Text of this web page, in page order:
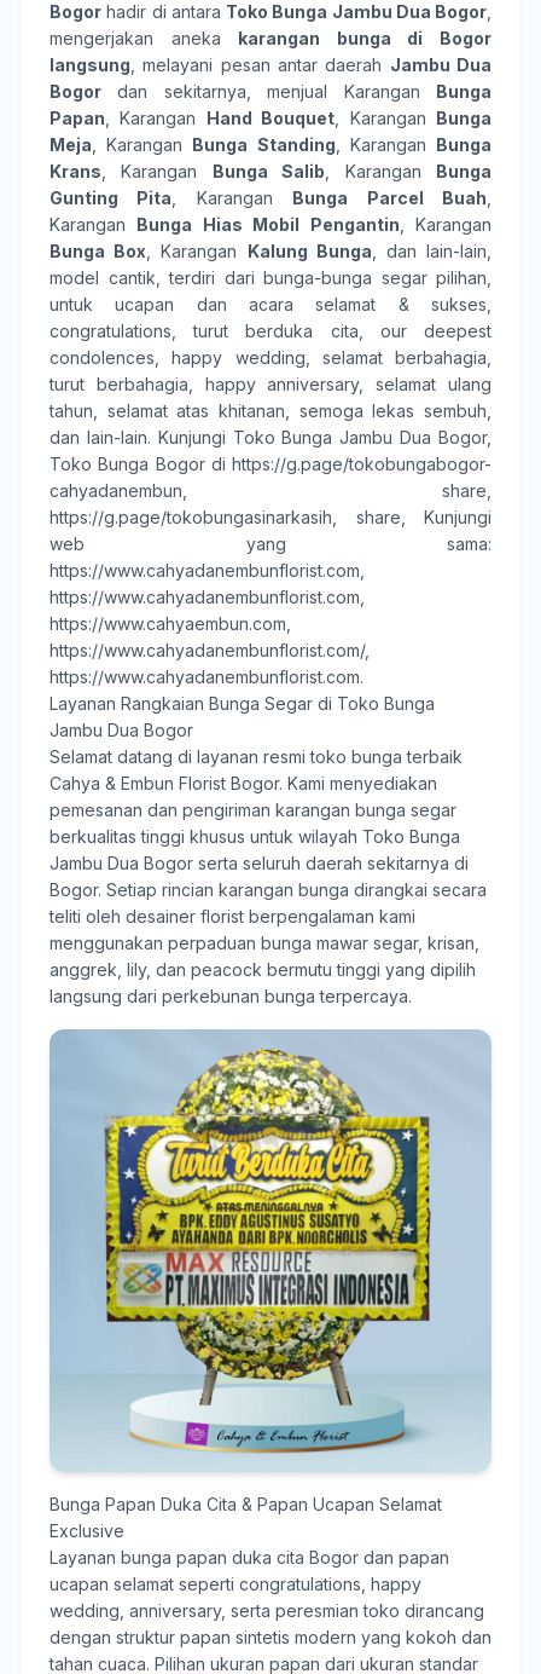
Bogor hadir di antara Toko Bunga Jambu Dua Bogor
mengerjakan aneka karangan bunga
di Bogor
langsung , melayani pesan antar daerah Jambu Dua
Bogor dan sekitarnya, menjual Karangan Bunga
Papan , Karangan Hand Bouquet , Karangan Bunga
Meja , Karangan Bunga Standing , Karangan Bunga
Krans , Karangan Bunga Salib , Karangan Bunga
Gunting Pita , Karangan Bunga Parcel Buah
Karangan Bunga Hias Mobil Pengantin , Karangan
Bunga Box , Karangan Kalung Bunga , dan lain-lain,
model cantik, terdiri dari bunga-bunga segar pilihan,
untuk ucapan dan acaraselamat & sukses
congratulations ,turut berduka cita
our deepest
condolences ,happy wedding selamat berbahagia
turut berbahagia
happy anniversary,selamat ulang
tahun
selamat atas khitanan semoga lekas sembuh
dan lain-lain. Kunjungi Toko Bunga Jambu Dua Bogor,
Toko Bunga Bogordi https://g.page/tokobungabogor-
cahyadanembun, share,
https://g.page/tokobungasinarkasih, share , Kunjungi
web yang sama:
https://www.cahyadanembunflorist.com
https://www.cahyadanembunflorist.com
https://www.cahyaembun.com
https://www.cahyadanembunflorist.com/,
https://www.cahyadanembunflorist.com.
Layanan Rangkaian Bunga Segar di Toko Bunga
Jambu Dua Bogor
Selamat datang di layanan resmi toko bunga terbaik
Cahya & Embun Florist Bogor. Kami menyediakan
pemesanan dan pengiriman karangan bunga segar
berkualitas tinggi khusus untuk wilayah Toko Bunga
Jambu Dua Bogor serta seluruh daerah sekitarnya di
Bogor. Setiap rincian karangan bunga dirangkai secara
teliti oleh desainer florist berpengalaman kami
menggunakan perpaduan bunga mawar segar, krisan,
anggrek, lily, dan peacock bermutu tinggi yang dipilih
langsung dari perkebunan bunga terpercaya.
Bunga Papan Duka Cita & Papan Ucapan Selamat
Exclusive
Layanan bunga papan duka cita Bogor dan papan
ucapan selamat seperti congratulations, happy
wedding, anniversary, serta peresmian toko dirancang
dengan struktur papan sintetis modern yang kokoh dan
tahan cuaca. Pilihan ukuran papan dari ukuran standar